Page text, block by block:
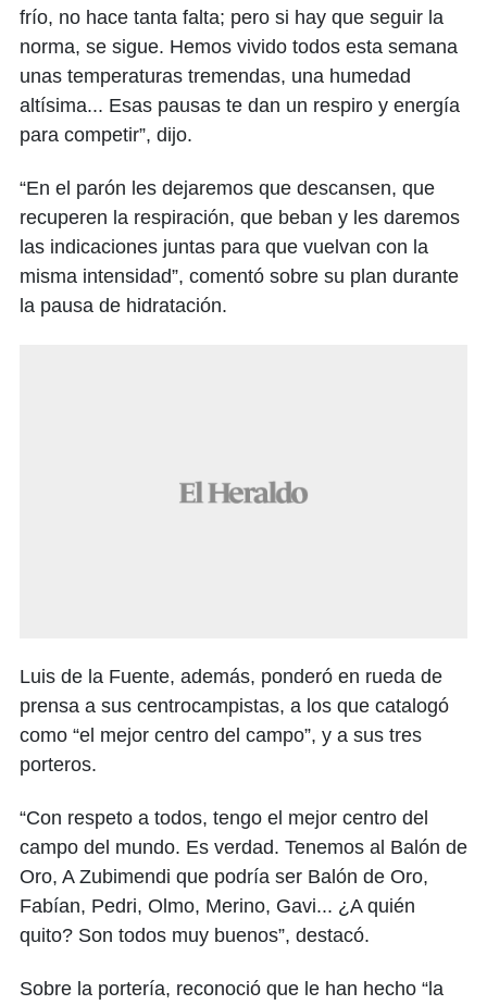
frío, no hace tanta falta; pero si hay que seguir la
norma, se sigue. Hemos vivido todos esta semana
unas temperaturas tremendas, una humedad
altísima... Esas pausas te dan un respiro y energía
para competir”, dijo.
“En el parón les dejaremos que descansen, que
recuperen la respiración, que beban y les daremos
las indicaciones juntas para que vuelvan con la
misma intensidad”, comentó sobre su plan durante
la pausa de hidratación.
Luis de la Fuente, además, ponderó en rueda de
prensa a sus centrocampistas, a los que catalogó
como “el mejor centro del campo”, y a sus tres
porteros.
“Con respeto a todos, tengo el mejor centro del
campo del mundo. Es verdad. Tenemos al Balón de
Oro, A Zubimendi que podría ser Balón de Oro,
Fabían, Pedri, Olmo, Merino, Gavi... ¿A quién
quito? Son todos muy buenos”, destacó.
Sobre la portería, reconoció que le han hecho “la